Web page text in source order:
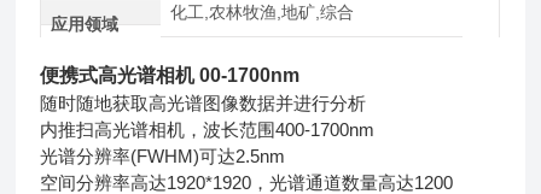
应用领域
化工,农林牧渔,地矿,综合
便携式高光谱相机00-1700nm
随时随地获取高光谱图像数据并进行分析
内推扫高光谱相机，波长范围400-1700nm
光谱分辨率(FWHM)可达2.5nm
空间分辨率高达1920*1920，光谱通道数量高达1200